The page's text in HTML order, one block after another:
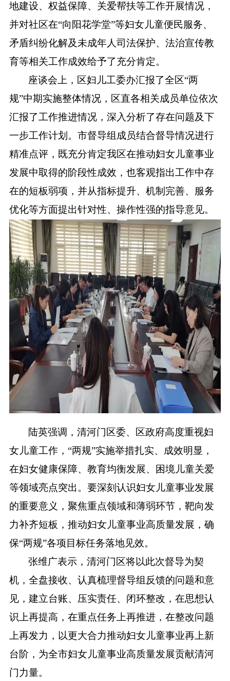
地建设、权益保障、关爱帮扶等工作开展情况，
并对社区在“向阳花学堂”等妇女儿童便民服务、
矛盾纠纷化解及未成年人司法保护、法治宣传教
育等相关工作成效给予了充分肯定。
座谈会上，区妇儿工委办汇报了全区“两
规”中期实施整体情况，区直各相关成员单位依次
汇报了工作推进情况，深入分析了存在问题及下
一步工作计划。市督导组成员结合督导情况进行
精准点评，既充分肯定我区在推动妇女儿童事业
发展中取得的阶段性成效，也客观指出工作中存
在的短板弱项，并从指标提升、机制完善、服务
优化等方面提出针对性、操作性强的指导意见。
陆英强调，清河门区委、区政府高度重视妇
女儿童工作， “两规”实施举措扎实、成效明显，
在妇女健康保障、教育均衡发展、困境儿童关爱
等领域亮点突出。要深刻认识妇女儿童事业发展
的重要意义，聚焦重点领域和薄弱环节，靶向发
力补齐短板，推动妇女儿童事业高质量发展，确
保“两规”各项目标任务落地见效。
张维广表示，清河门区将以此次督导为契
机，全盘接收、认真梳理督导组反馈的问题和意
见，建立台账、压实责任、闭环整改，在思想认
识上再提高，在重点任务上再推进，在整改问题
上再发力，以更大合力推动妇女儿童事业再上新
台阶，为全市妇女儿童事业高质量发展贡献清河
门力量。